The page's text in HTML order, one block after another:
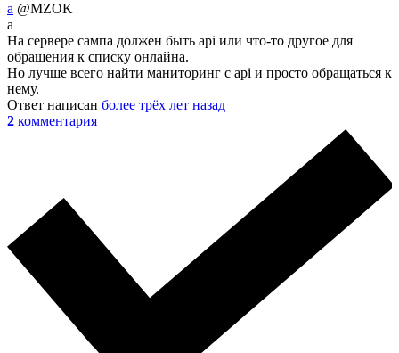
a @MZOK
а
На сервере сампа должен быть api или что-то другое для
обращения к списку онлайна.
Но лучше всего найти маниторинг с api и просто обращаться к
нему.
Ответ написан более трёх лет назад
2 комментария